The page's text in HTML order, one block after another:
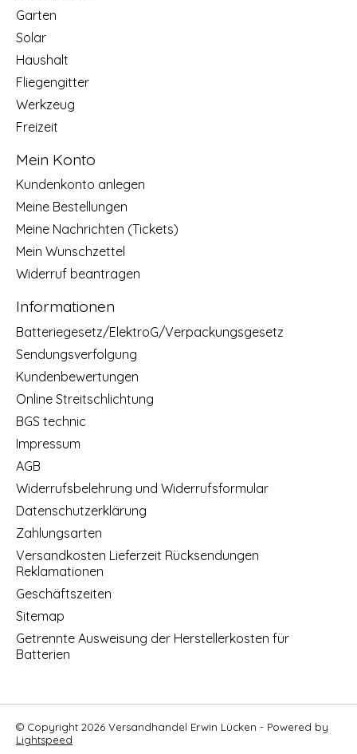
Garten
Solar
Haushalt
Fliegengitter
Werkzeug
Freizeit
Mein Konto
Kundenkonto anlegen
Meine Bestellungen
Meine Nachrichten (Tickets)
Mein Wunschzettel
Widerruf beantragen
Informationen
Batteriegesetz/ElektroG/Verpackungsgesetz
Sendungsverfolgung
Kundenbewertungen
Online Streitschlichtung
BGS technic
Impressum
AGB
Widerrufsbelehrung und Widerrufsformular
Datenschutzerklärung
Zahlungsarten
Versandkosten Lieferzeit Rücksendungen
Reklamationen
Geschäftszeiten
Sitemap
Getrennte Ausweisung der Herstellerkosten für
Batterien
© Copyright 2026 Versandhandel Erwin Lücken - Powered by
Lightspeed